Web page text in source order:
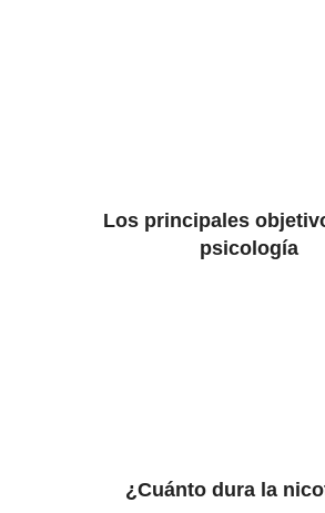
Los principales
psicología
¿Cuánto dura la